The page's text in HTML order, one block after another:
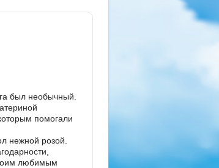
был необычный.
помогали
нежной розой.
любимым